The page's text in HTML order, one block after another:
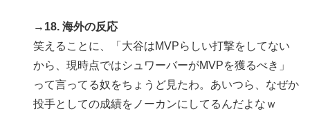
→18. 海外の反応
笑えることに、「大谷はMVPらしい打撃をしてない
から、現時点ではシュワーバーがMVPを獲るべき」
って言ってる奴をちょうど見たわ。あいつら、なぜか
投手としての成績をノーカンにしてるんだよなｗ